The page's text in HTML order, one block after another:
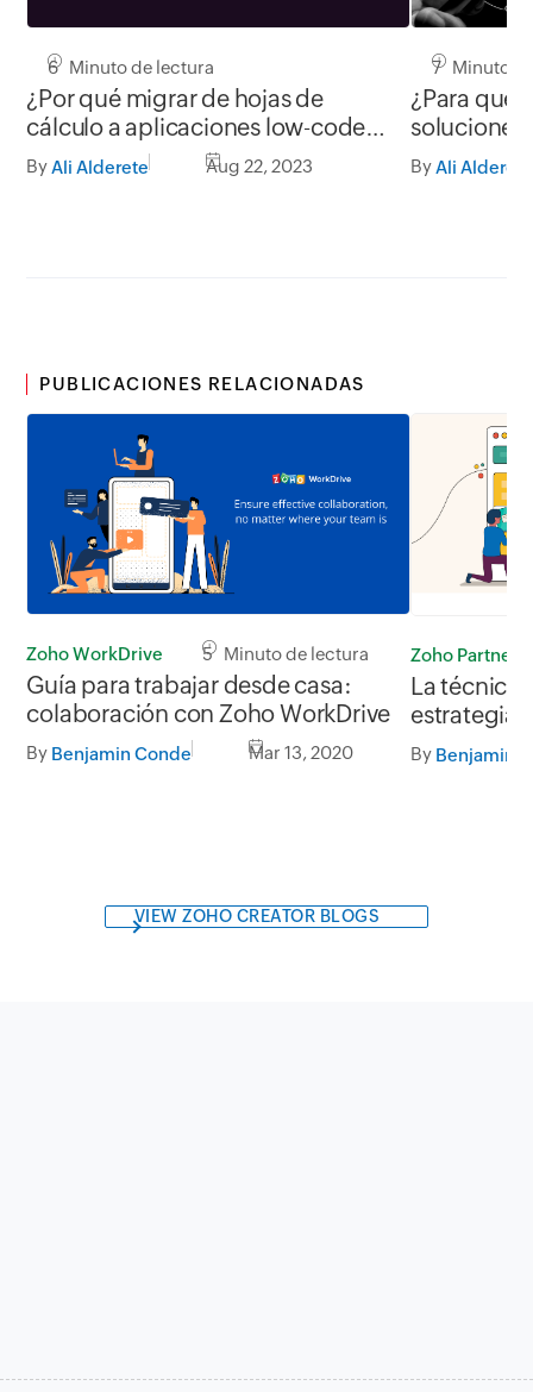
6 Minuto de lectura
¿Por qué migrar de hojas de
cálculo a aplicaciones low-code?
5 razones
By Ali Alderete Aug 22, 2023
7 Minuto
¿Para qué
soluciones
ByAli Alderete
PUBLICACIONES RELACIONADAS
Zoho WorkDrive 5 Minuto de lectura
Guía para trabajar desde casa:
colaboración con Zoho WorkDrive
By Benjamin Conde Mar 13, 2020
Zoho Partners
La técnica
estrategia
que
By Benjamin
VIEW ZOHO CREATOR BLOGS